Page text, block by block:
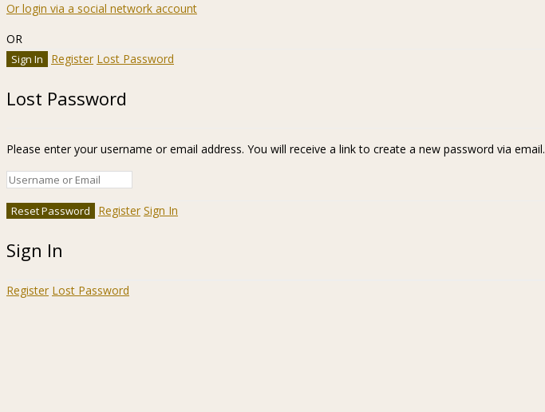
Or login via a social network account
OR
Register Lost Password
Lost Password
Please enter your username or email address. You will receive a link to create a new password via email.
Register Sign In
Sign In
Register Lost Password